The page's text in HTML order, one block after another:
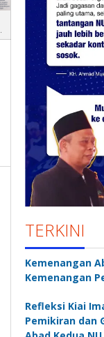
TERKINI
Kemenangan
Kemenangan
Refleksi Kiai
Pemikiran dan